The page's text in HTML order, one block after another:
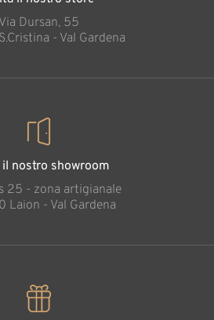
Via Dursan, 55
- Val Gardena
nostro showroom
25 - zona artigianale
Laion - Val Gardena